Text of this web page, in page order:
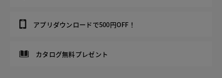
アプリダウンロードで500円OFF！
カタログ無料プレゼント